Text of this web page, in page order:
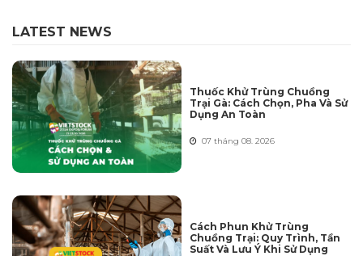
LATEST NEWS
Thuốc Khử Trùng Chuồng
Trại Gà: Cách Chọn, Pha Và Sử
Dụng An Toàn
07 tháng 08. 2026
Cách Phun Khử Trùng
Chuồng Trại: Quy Trình, Tần
Suất Và Lưu Ý Khi Sử Dụng